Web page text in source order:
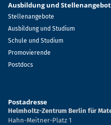
Ausbildung und
Stellenangebote
Ausbildung und Studium
Schule und Studium
Promovierende
Postdocs
Postadresse
Helmholtz-Zentrum Berlin für
Hahn-Meitner-Platz 1